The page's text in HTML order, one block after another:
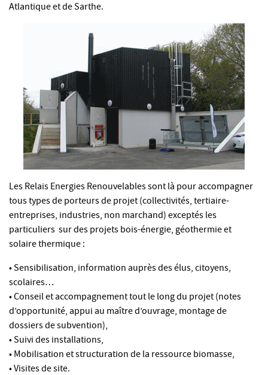
Atlantique et de Sarthe.
Les Relais Energies Renouvelables sont là pour accompagner
tous types de porteurs de projet (collectivités, tertiaire-
entreprises, industries, non marchand) exceptés les
particuliers sur des projets bois-énergie, géothermie et
solaire thermique :
• Sensibilisation, information auprès des élus, citoyens,
scolaires…
• Conseil et accompagnement tout le long du projet (notes
d’opportunité, appui au maître d’ouvrage, montage de
dossiers de subvention),
• Suivi des installations,
• Mobilisation et structuration de la ressource biomasse,
• Visites de site.